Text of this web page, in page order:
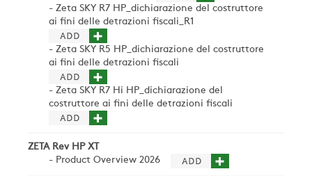
- Zeta SKY R7 HP_dichiarazione del costruttore
ai fini delle detrazioni fiscali_R1
- Zeta SKY R5 HP_dichiarazione del costruttore
ai fini delle detrazioni fiscali
- Zeta SKY R7 Hi HP_dichiarazione del
costruttore ai fini delle detrazioni fiscali
ZETA Rev HP XT
- Product Overview 2026